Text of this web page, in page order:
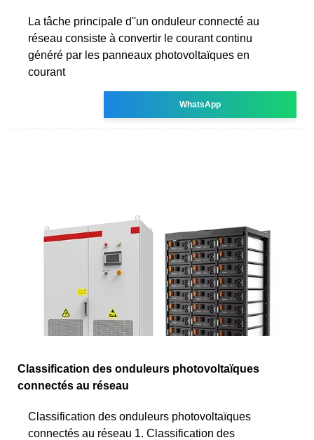
La tâche principale d''un onduleur connecté au
réseau consiste à convertir le courant continu
généré par les panneaux photovoltaïques en
courant
WhatsApp
Classification des onduleurs photovoltaïques
connectés au réseau
Classification des onduleurs photovoltaïques
connectés au réseau 1. Classification des